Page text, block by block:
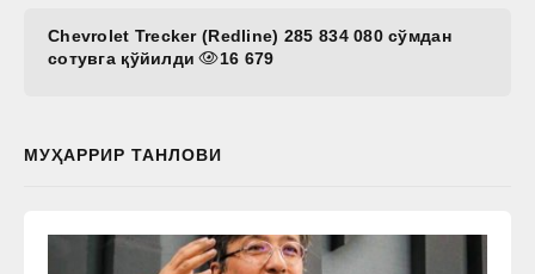
Chevrolet Trecker (Redline) 285 834 080 сўмдан
сотувга қўйилди
16 679
МУҲАРРИР ТАНЛОВИ